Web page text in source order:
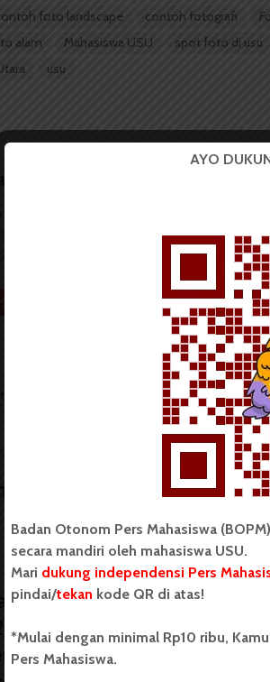
foto landscape contoh fotografi
alam
Mahasiswa USU spot foto di usu
usu
Otonom Pers Mahasiswa (BOPM) Wacana
yang berdiri di luar kampus dan
Universitas Sumatera Utara (USU).
ARTIKEL
Lomba
BERITA KAMPUS
Dua
AYO
Badan Otonom Pers Mahasiswa
secara mandiri oleh mahasiswa USU.
Mari dukung independensi Pers
pindai/tekan kode QR di atas!
*Mulai dengan minimal Rp10 ribu,
Pers Mahasiswa.